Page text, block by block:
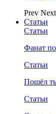
Prev Next
Статьи
Статьи
Фанат
Статьи
Пошёл
Статьи